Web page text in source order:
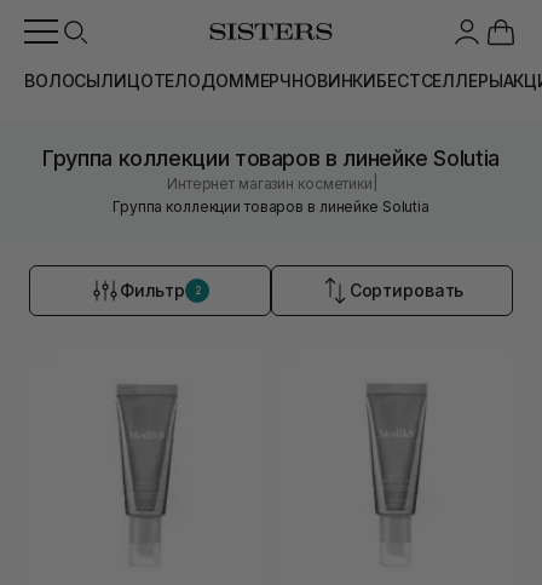
ВОЛОСЫЛИЦОТЕЛОДОММЕРЧНОВИНКИБЕСТСЕЛЛЕРЫ
Группа коллекции товаров в линейке Solutia
Интернет магазин косметики
Группа коллекции товаров в линейке Solutia
Фильтр 2 Сортировать